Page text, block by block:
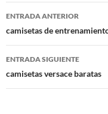
Navegación
de
entradas
ENTRADA ANTERIOR
camisetas de
ENTRADA SIGUIENTE
camisetas versace baratas